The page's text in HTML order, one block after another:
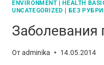
ENVIRONMENT| HEALTH
UNCATEGORIZED
БЕЗ
Заболевания
Отadminika 14.05.2014